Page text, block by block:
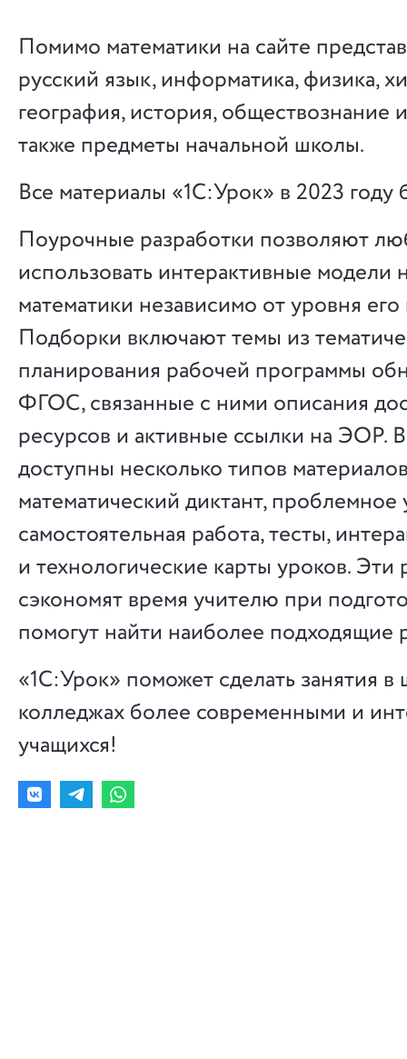
Помимо математики на сайте
русский язык, информатика, физика,
география, история, обществознание
также предметы начальной школы.
Все материалы «1С:Урок» в 2023 году
Поурочные разработки позволяют
использовать интерактивные модели
математики независимо от уровня его
Подборки включают темы из
планирования рабочей программы
ФГОС, связанные с ними описания
ресурсов и активные ссылки на ЭОР.
доступны несколько типов
математический диктант,
самостоятельная работа, тесты,
и технологические карты уроков. Эти
сэкономят время учителю при
помогут найти наиболее подходящие
«1С:Урок» поможет сделать занятия в
колледжах более современными и
учащихся!